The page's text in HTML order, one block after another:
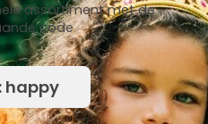
assortiment met de
code
happy